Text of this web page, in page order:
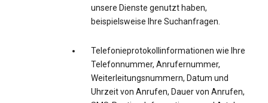
unsere Dienste genutzt haben,
beispielsweise Ihre Suchanfragen.
Telefonieprotokollinformationen wie Ihre
Telefonnummer, Anrufernummer,
Weiterleitungsnummern, Datum und
Uhrzeit von Anrufen, Dauer von Anrufen,